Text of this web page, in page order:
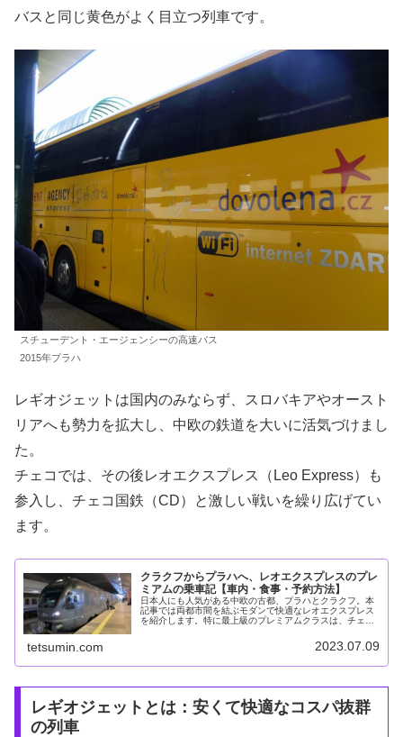
バスと同じ黄色がよく目立つ列車です。
スチューデント・エージェンシーの高速バス
2015年プラハ
レギオジェットは国内のみならず、スロバキアやオースト
リアへも勢力を拡大し、中欧の鉄道を大いに活気づけまし
た。
チェコでは、その後レオエクスプレス（Leo Express）も
参入し、チェコ国鉄（CD）と激しい戦いを繰り広げてい
ます。
クラクフからプラハへ、レオエクスプレスのプレ
ミアムの乗車記【車内・食事・予約方法】
日本人にも人気がある中欧の古都、プラハとクラクフ。本
記事では両都市間を結ぶモダンで快適なレオエクスプレス
を紹介します。特に最上級のプレミアムクラスは、チェコ
tetsumin.com 2023.07.09
レギオジェットとは：安くて快適なコスパ抜群
の列車